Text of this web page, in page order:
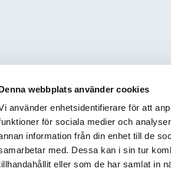
webbplats använder cookies
använder enhetsidentifierare för att
för sociala medier och
information från din enhet till de
med. Dessa kan i sin tur
eller som de har samlat in